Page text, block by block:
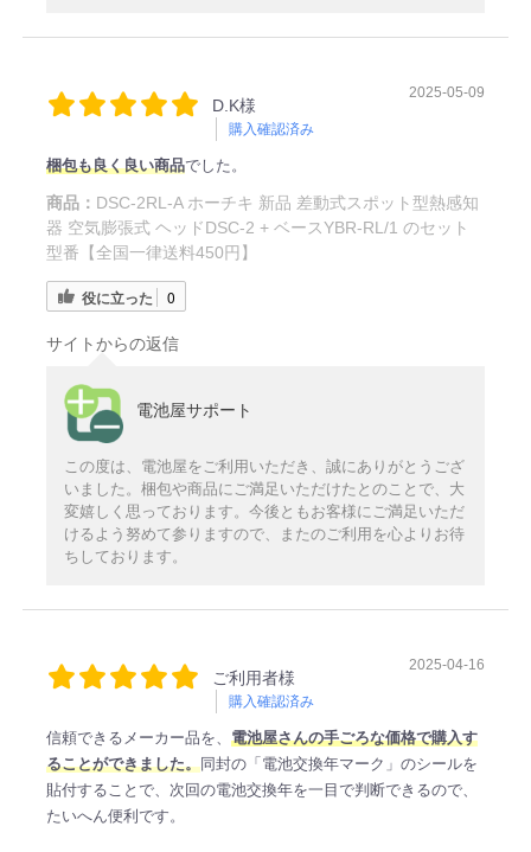
D.K様
購入確認済み
2025-05-09
梱包も良く良い商品でした。
商品： DSC-2RL-A ホーチキ 新品 差動式スポット型熱感知
器 空気膨張式 ヘッドDSC-2 + ベースYBR-RL/1 のセット
型番【全国一律送料450円】
役に立った 0
サイトからの返信
電池屋サポート
この度は、電池屋をご利用いただき、誠にありがとうござ
いました。梱包や商品にご満足いただけたとのことで、大
変嬉しく思っております。今後ともお客様にご満足いただ
けるよう努めて参りますので、またのご利用を心よりお待
ちしております。
ご利用者様
購入確認済み
2025-04-16
信頼できるメーカー品を、 電池屋さんの手ごろな価格で購入す
ることができました。同封の「電池交換年マーク」のシールを
貼付することで、次回の電池交換年を一目で判断できるので、
たいへん便利です。